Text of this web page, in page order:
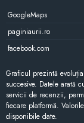
GoogleMaps
paginiaurii.ro
facebook.com
Graficul prezintă
succesive. Datele arată
servicii de recenzii,
fiecare platformă.
disponibile date.